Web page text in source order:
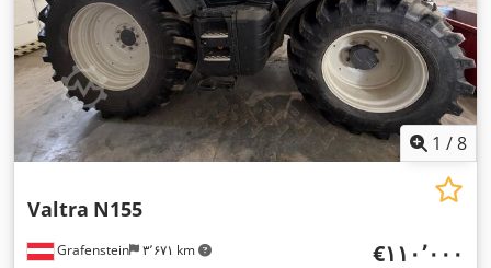
1 /8
Grafenstein ۳٬۶۷۱ km
Valtra N155
‎€۱۱۰٬۰۰۰